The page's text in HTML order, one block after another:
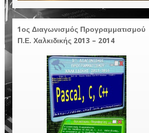
1ος Διαγωνισμός Προγραμματισμού
Π.Ε. Χαλκιδικής 2013 – 2014